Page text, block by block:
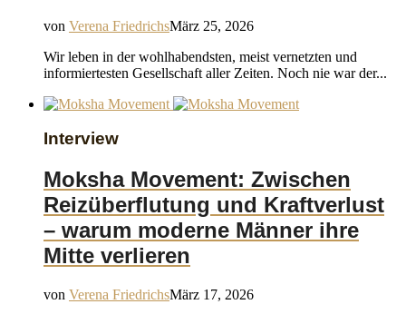
von Verena FriedrichsMärz 25, 2026
Wir leben in der wohlhabendsten, meist vernetzten und
informiertesten Gesellschaft aller Zeiten. Noch nie war der...
Interview
Moksha Movement: Zwischen
Reizüberflutung und Kraftverlust
– warum moderne Männer ihre
Mitte verlieren
von Verena FriedrichsMärz 17, 2026